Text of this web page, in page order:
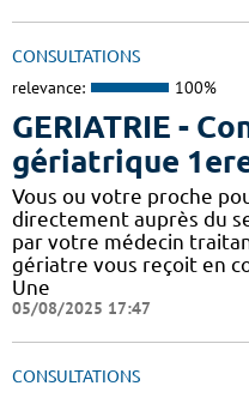
CONSULTATIONS
relevance: 100%
GERIATRIE -
gériatrique
Vous ou votre proche
directement auprès du
par votre médecin
gériatre vous reçoit en
Une
05/08/2025 17:47
CONSULTATIONS